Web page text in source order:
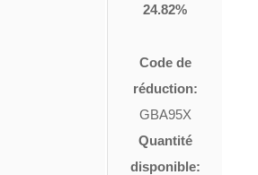
24.82%
Code de
réduction:
GBA95X
Quantité
disponible: